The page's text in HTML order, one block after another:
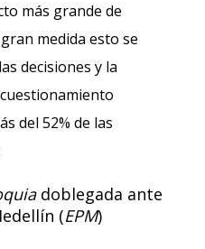
más grande de
medida esto se
decisiones y la
del 52% de las
doblegada ante
(EPM)